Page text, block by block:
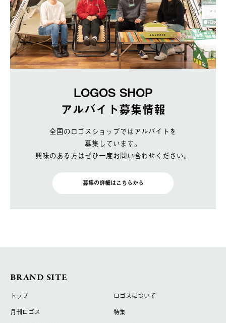
LOGOS SHOP
アルバイト募集情報
全国のロゴスショップではアルバイトを
募集しています。
興味のある方はぜひ一度お問い合わせください。
募集の詳細はこちらから
BRAND SITE
トップ
ロゴスについて
月刊ロゴス
特集